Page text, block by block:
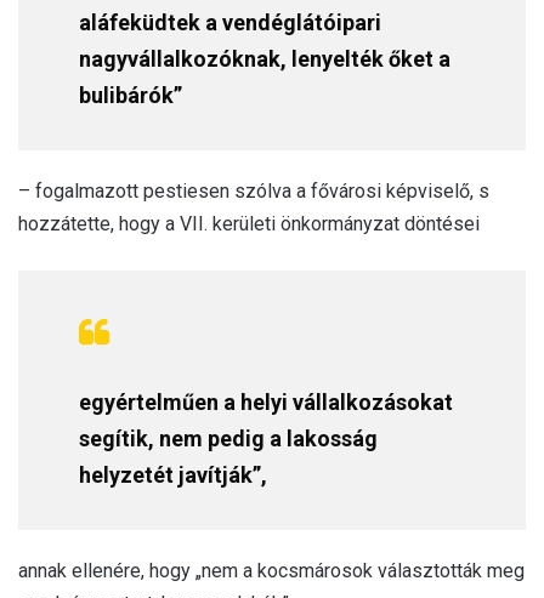
aláfeküdtek a vendéglátóipari
nagyvállalkozóknak, lenyelték őket a
bulibárók”
– fogalmazott pestiesen szólva a fővárosi képviselő, s
hozzátette, hogy a VII. kerületi önkormányzat döntései
egyértelműen a helyi vállalkozásokat
segítik, nem pedig a lakosság
helyzetét javítják”,
annak ellenére, hogy „nem a kocsmárosok választották meg